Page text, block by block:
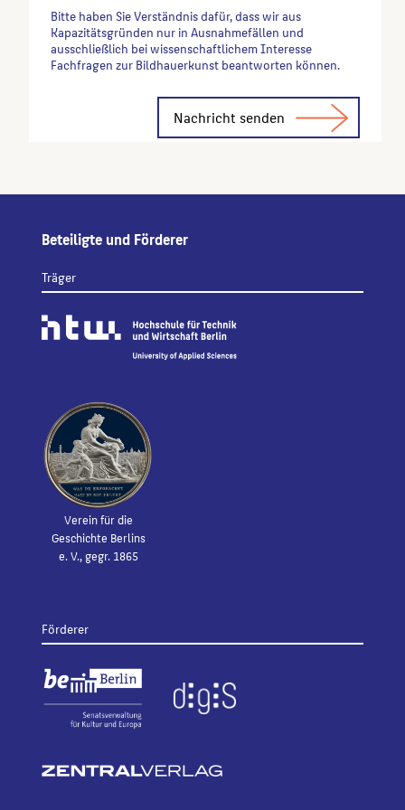
Abrufes.Bitte haben Sie Verständnis dafür, dass wir aus
Kapazitätsgründen nur in Ausnahmefällen und
ausschließlich bei wissenschaftlichem Interesse
Fachfragen zur Bildhauerkunst beantworten können.
Beteiligte und Förderer
Träger
Verein für die
Geschichte Berlins
e. V., gegr. 1865
Förderer